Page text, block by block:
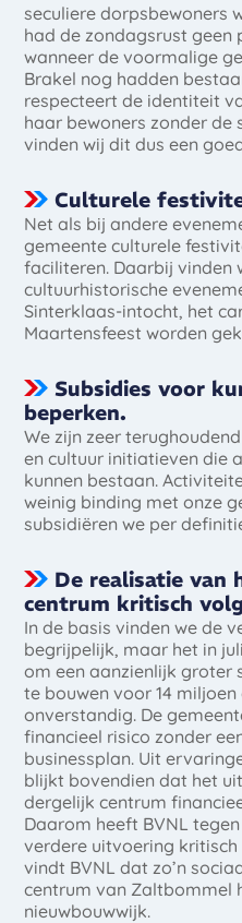
seculiere dorpsbewoners
had de zondagsrust geen
wanneer de voormalige
Brakel nog hadden
respecteert de identiteit
haar bewoners zonder de
vinden wij dit dus een
Culturele
Net als bij andere
gemeente culturele
faciliteren. Daarbij vinden
cultuurhistorische
Sinterklaas-intocht, het
Maartensfeest worden
Subsidies voor
beperken.
We zijn zeer
en cultuur initiatieven die
kunnen bestaan.
weinig binding met onze
subsidiëren we per
De realisatie van
centrum kritisch
In de basis vinden we de
begrijpelijk, maar het in
om een aanzienlijk groter
te bouwen voor 14
onverstandig. De
financieel risico zonder
businessplan. Uit
blijkt bovendien dat het
dergelijk centrum
Daarom heeft BVNL
verdere uitvoering
vindt BVNL dat zo’n
centrum van Zaltbommel
nieuwbouwwijk.